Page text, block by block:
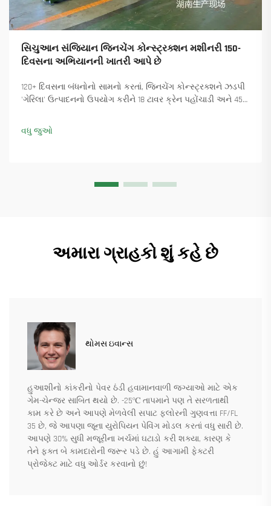
સિચુઆન સંજિયાન જિનચેંગ કોન્સ્ટ્રક્શન મશીનરી 150-
દિવસના અભિયાનની ખાતરી આપે છે
120+ દિવસના બંધનોનો સામનો કરતાં, જિનચેંગ કોન્સ્ટ્રક્શને ઝડપી
'ગેરિલા' ઉત્પાદનનો ઉપયોગ કરીને 18 ટાવર ક્રેન પહોંચાડી અને 45+
વધુ માહિતી મેળવો.
વધુ જુઓ
અમારા ગ્રાહકો શું કહે છે
થોમસ ઇવાન્સ
હુઆશીનો કાંકરીનો પેવર ઠંડી હવામાનવાળી જગ્યાઓ માટે એક
ગેમ-ચેન્જર સાબિત થયો છે. -25℃ તાપમાને પણ તે સરળતાથી
કામ કરે છે અને આપણે મેળવેલી સપાટ ફ્લોરની ગુણવત્તા FF/FL
35 છે, જે આપણા જૂના યુરોપિયન પેવિંગ મોડલ કરતાં વધુ સારી છે.
આપણે 30% સુધી મજૂરીના ખર્ચમાં ઘટાડો કરી શક્યા, કારણ કે
તેને ફક્ત બે કામદારોની જરૂર પડે છે. હું આગામી ફેક્ટરી
પ્રોજેક્ટ માટે વધુ ઓર્ડર કરવાનો છું!